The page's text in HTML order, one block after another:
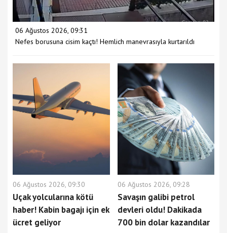
06 Ağustos 2026, 09:31
Nefes borusuna cisim kaçtı! Hemlich manevrasıyla kurtarıldı
06 Ağustos 2026, 09:30
Uçak yolcularına kötü
haber! Kabin bagajı için ek
ücret geliyor
06 Ağustos 2026, 09:28
Savaşın galibi petrol
devleri oldu! Dakikada
700 bin dolar kazandılar